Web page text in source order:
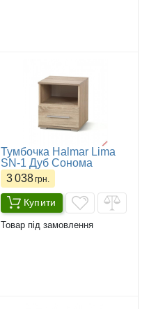
Тумбочка Halmar Lima
SN-1 Дуб Сонома
3 038грн.
Купити
Товар під замовлення